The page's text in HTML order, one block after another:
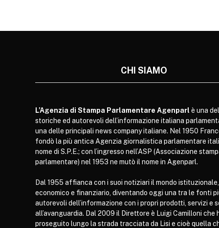
CHI SIAMO
L’Agenzia di Stampa Parlamentare Agenparl è una
storiche ed autorevoli dell’informazione italiana
una delle principali news company italiane. Nel 1950
fondò la più antica Agenzia giornalistica parlamentare
nome di S.P.E.; con l’ingresso nell’ASP (Associazione
parlamentare) nel 1953 ne mutò il nome in Agenparl.
Dal 1955 affianca con i suoi notiziari il mondo
economico e finanziario, diventando oggi una tra le fonti
autorevoli dell’informazione con i propri prodotti, servizi e
all’avanguardia. Dal 2009 il Direttore è Luigi Camilloni che
proseguito lungo la strada tracciata da Lisi e cioè quella